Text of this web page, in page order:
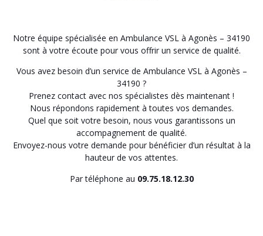
Notre équipe spécialisée en Ambulance VSL à Agonès – 34190
sont à votre écoute pour vous offrir un service de qualité.
Vous avez besoin d’un service de Ambulance VSL à Agonès –
34190 ?
Prenez contact avec nos spécialistes dès maintenant !
Nous répondons rapidement à toutes vos demandes.
Quel que soit votre besoin, nous vous garantissons un
accompagnement de qualité.
Envoyez-nous votre demande pour bénéficier d’un résultat à la
hauteur de vos attentes.
Par téléphone au 09.75.18.12.30